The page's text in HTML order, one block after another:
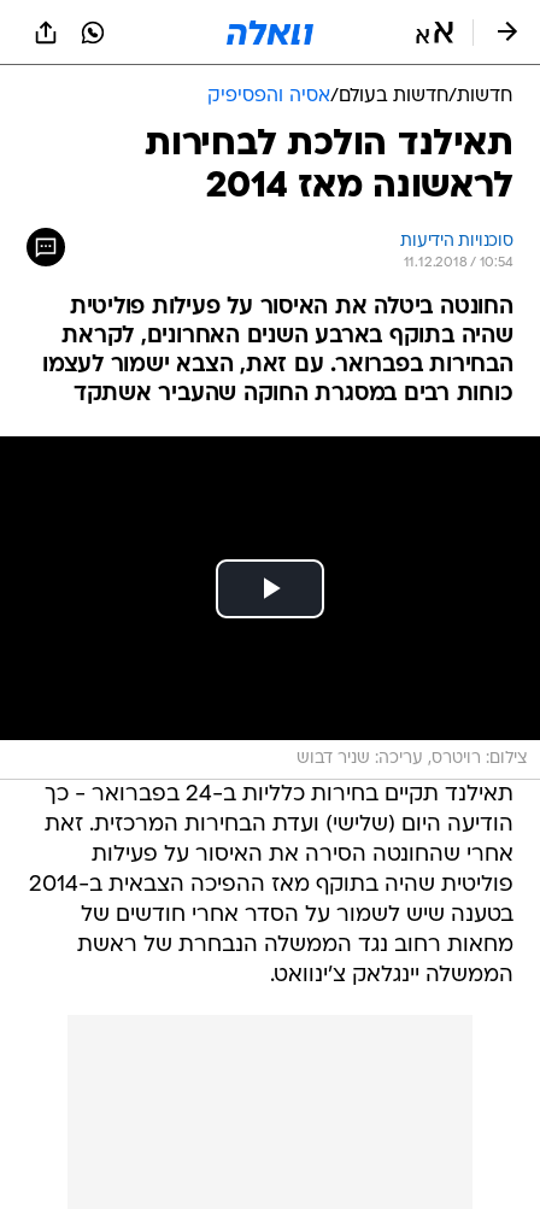
חדשות/חדשות בעולם/אסיה והפסיפיק
תאילנד הולכת לבחירות
לראשונה מאז 2014
סוכנויות הידיעות
11.12.2018 / 10:54
החונטה ביטלה את האיסור על פעילות פוליטית
שהיה בתוקף בארבע השנים האחרונים, לקראת
הבחירות בפברואר. עם זאת, הצבא ישמור לעצמו
כוחות רבים במסגרת החוקה שהעביר אשתקד
צילום: רויטרס, עריכה: שניר דבוש
תאילנד תקיים בחירות כלליות ב-24 בפברואר - כך
הודיעה היום (שלישי) ועדת הבחירות המרכזית. זאת
אחרי שהחונטה הסירה את האיסור על פעילות
פוליטית שהיה בתוקף מאז ההפיכה הצבאית ב-2014
בטענה שיש לשמור על הסדר אחרי חודשים של
מחאות רחוב נגד הממשלה הנבחרת של ראשת
הממשלה יינגלאק צ'ינוואט.